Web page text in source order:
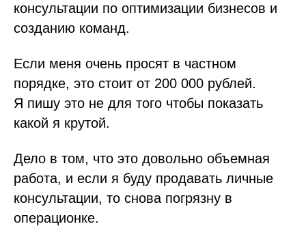
консультации по оптимизации бизнесов и
созданию команд.
Если меня очень просят в частном
порядке, это стоит от 200 000 рублей.
Я пишу это не для того чтобы показать
какой я крутой.
Дело в том, что это довольно объемная
работа, и если я буду продавать личные
консультации, то снова погрязну в
операционке.